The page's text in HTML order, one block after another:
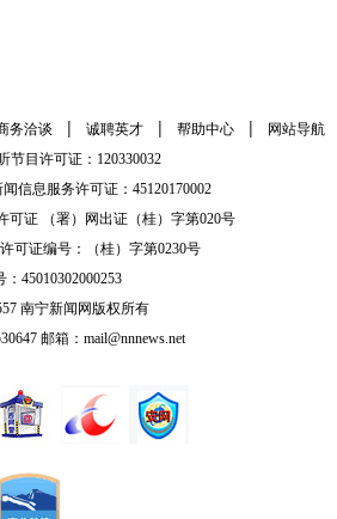
务洽谈 | 诚聘英才 | 帮助中心 | 网站导航
节目许可证：120330032
信息服务许可证：45120170002
可证 （署）网出证（桂）字第020号
可证编号：（桂）字第0230号
：45010302000253
南宁新闻网版权所有
邮箱：mail@nnnews.net